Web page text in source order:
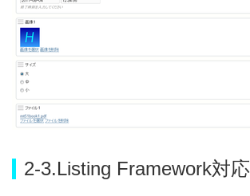
2-3.Listing Framework対応